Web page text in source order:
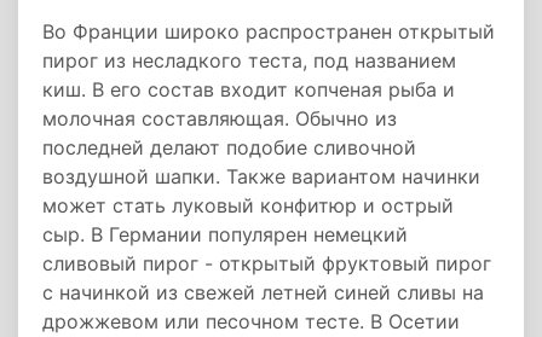
Во Франции широко распространен открытый
пирог из несладкого теста, под названием
киш. В его состав входит копченая рыба и
молочная составляющая. Обычно из
последней делают подобие сливочной
воздушной шапки. Также вариантом начинки
может стать луковый конфитюр и острый
сыр. В Германии популярен немецкий
сливовый пирог - открытый фруктовый пирог
с начинкой из свежей летней синей сливы на
дрожжевом или песочном тесте. В Осетии